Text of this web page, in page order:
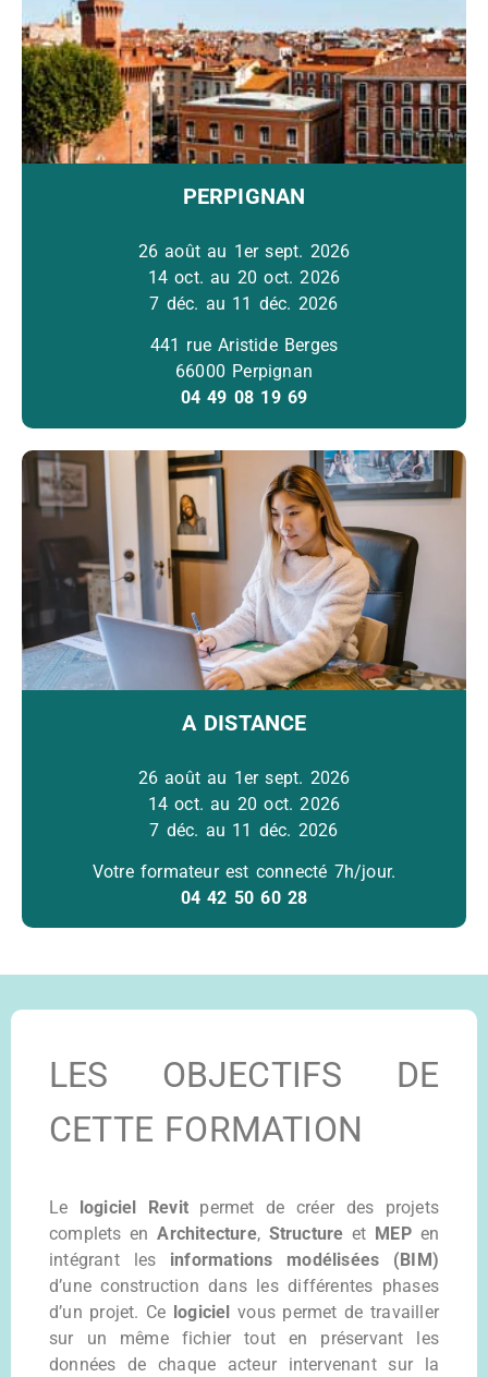
PERPIGNAN
26 août au 1er sept. 2026
14 oct. au 20 oct. 2026
7 déc. au 11 déc. 2026
441 rue Aristide Berges
66000 Perpignan
04 49 08 19 69
A DISTANCE
26 août au 1er sept. 2026
14 oct. au 20 oct. 2026
7 déc. au 11 déc. 2026
Votre formateur est connecté 7h/jour.
04 42 50 60 28
LES OBJECTIFS DE
CETTE FORMATION
Le logiciel Revitpermet de créer des projets
complets enArchitecture, Structure et MEPen
intégrant les informations modélisées (BIM)
d’une construction dans les différentes phases
d’un projet. Ce logiciel vous permet de travailler
sur un même fichier tout en préservant les
données de chaque acteur intervenant sur la